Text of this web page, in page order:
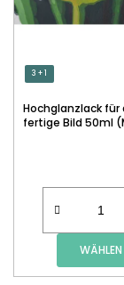
3 + 1
Hochglanzlack für
fertige Bild 50ml
WÄHLEN